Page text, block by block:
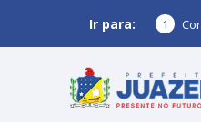
Ir para: 1